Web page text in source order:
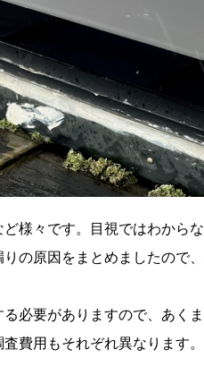
様々です。目視ではわから
の原因をまとめましたので
必要がありますので、あく
費用もそれぞれ異なります。